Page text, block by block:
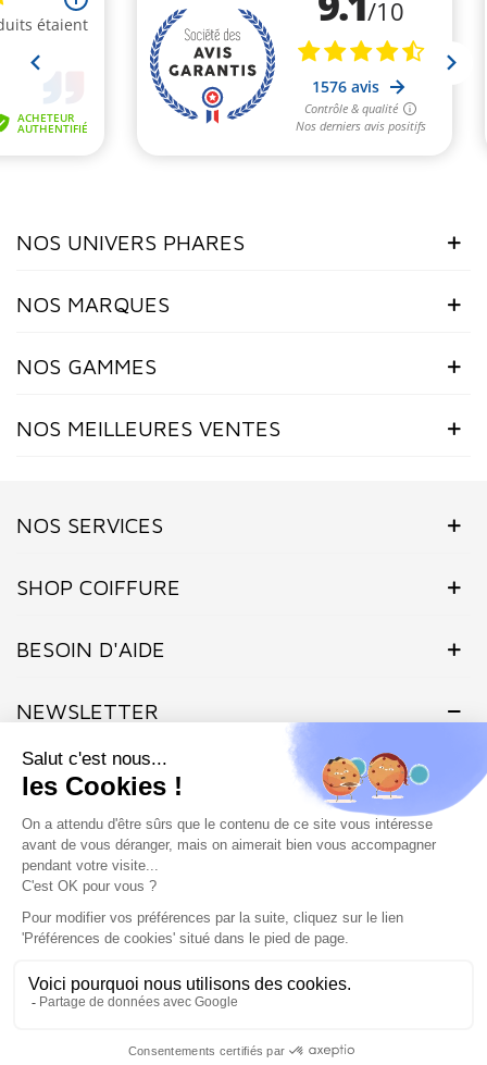
NOS UNIVERS PHARES
NOS MARQUES
NOS GAMMES
NOS MEILLEURES VENTES
NOS SERVICES
SHOP COIFFURE
BESOIN D'AIDE
NEWSLETTER
Inscrivez-vous dès maintenant à notre Newsletter et recevez en
exclusivité nos offres flashs, promotions et actualités.
Site protégé par reCAPTCHA.
Marchand approuvé par la Société des Avis Garantis, cliquez ici pour
vérifier.
SHOP COIFFURE © 2026 - Tous droits réservés - Site créé et